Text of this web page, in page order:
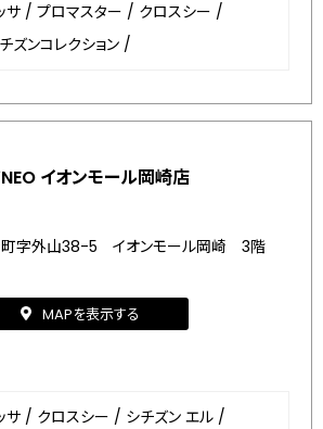
サ / プロマスター / クロスシー /
ズンコレクション /
イオンモール岡崎店
町字外山38-5 イオンモール岡崎 3階
MAPを表示する
サ / クロスシー / シチズン エル /